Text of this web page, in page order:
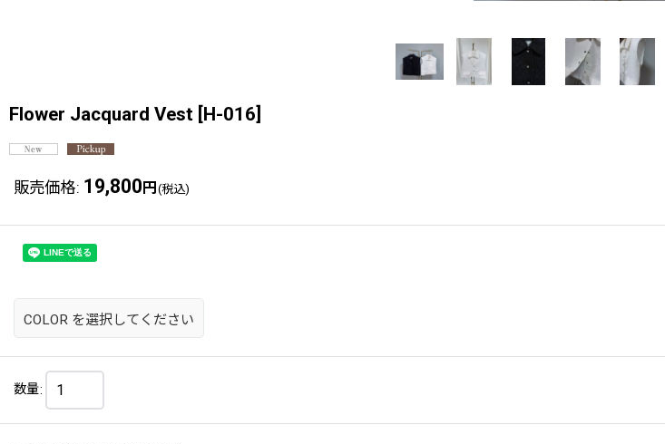
Flower Jacquard Vest [H-016]
販売価格: 19,800 円 (税込)
COLOR を選択してください
数量: